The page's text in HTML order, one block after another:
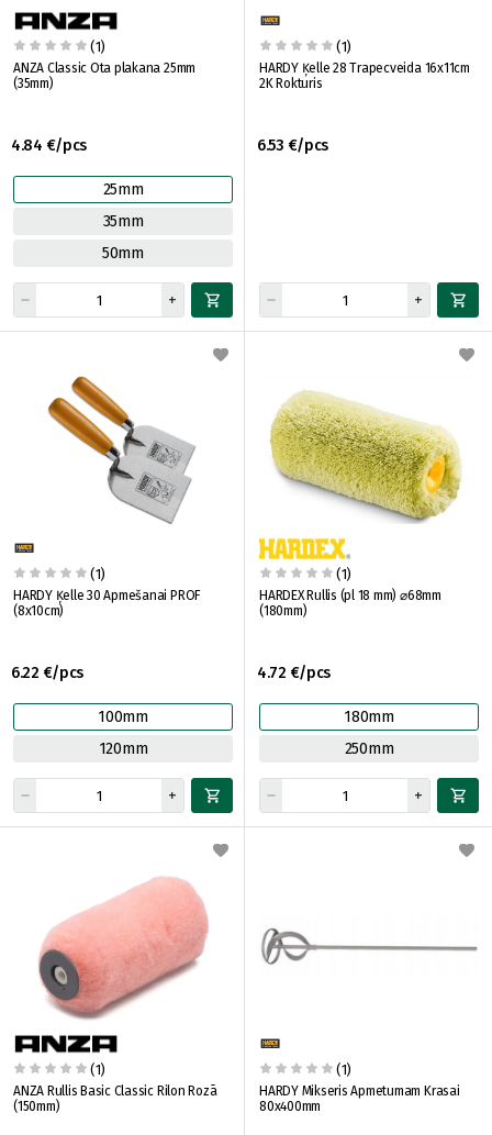
(1)
ANZA Classic Ota plakana 25mm
(35mm)
4.84 €/pcs
25mm
35mm
50mm
(1)
HARDY Ķelle 28 Trapecveida 16x11cm
2K Rokturis
6.53 €/pcs
(1)
HARDY Ķelle 30 Apmešanai PROF
(8x10cm)
6.22 €/pcs
100mm
120mm
(1)
HARDEX Rullis (pl 18 mm) ⌀68mm
(180mm)
4.72 €/pcs
180mm
250mm
(1)
ANZA Rullis Basic Classic Rilon Rozā
(150mm)
(1)
HARDY Mikseris Apmetumam Krasai
80x400mm